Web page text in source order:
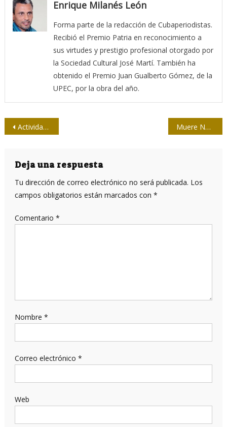
Enrique Milanés León
Forma parte de la redacción de Cubaperiodistas.
Recibió el Premio Patria en reconocimiento a
sus virtudes y prestigio profesional otorgado por
la Sociedad Cultural José Martí. También ha
obtenido el Premio Juan Gualberto Gómez, de la
UPEC, por la obra del año.
Navegación
entradas
Actividades y compra de epub Muere Nelson García Santos, un periodista de “raza”
Deja una respuesta
Tu dirección de correo electrónico no será publicada. Los
campos obligatorios están marcados con *
Comentario *
Nombre *
Correo electrónico *
Web